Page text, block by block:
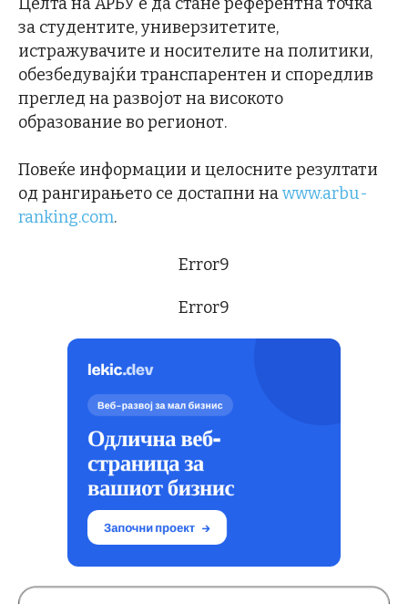
за студентите, универзитетите,
истражувачите и носителите на политики,
обезбедувајќи транспарентен и споредлив
преглед на развојот на високото
образование во регионот.
Повеќе информации и целосните резултати
од рангирањето се достапни наwww.arbu-
ranking.com.
Error9
Error9